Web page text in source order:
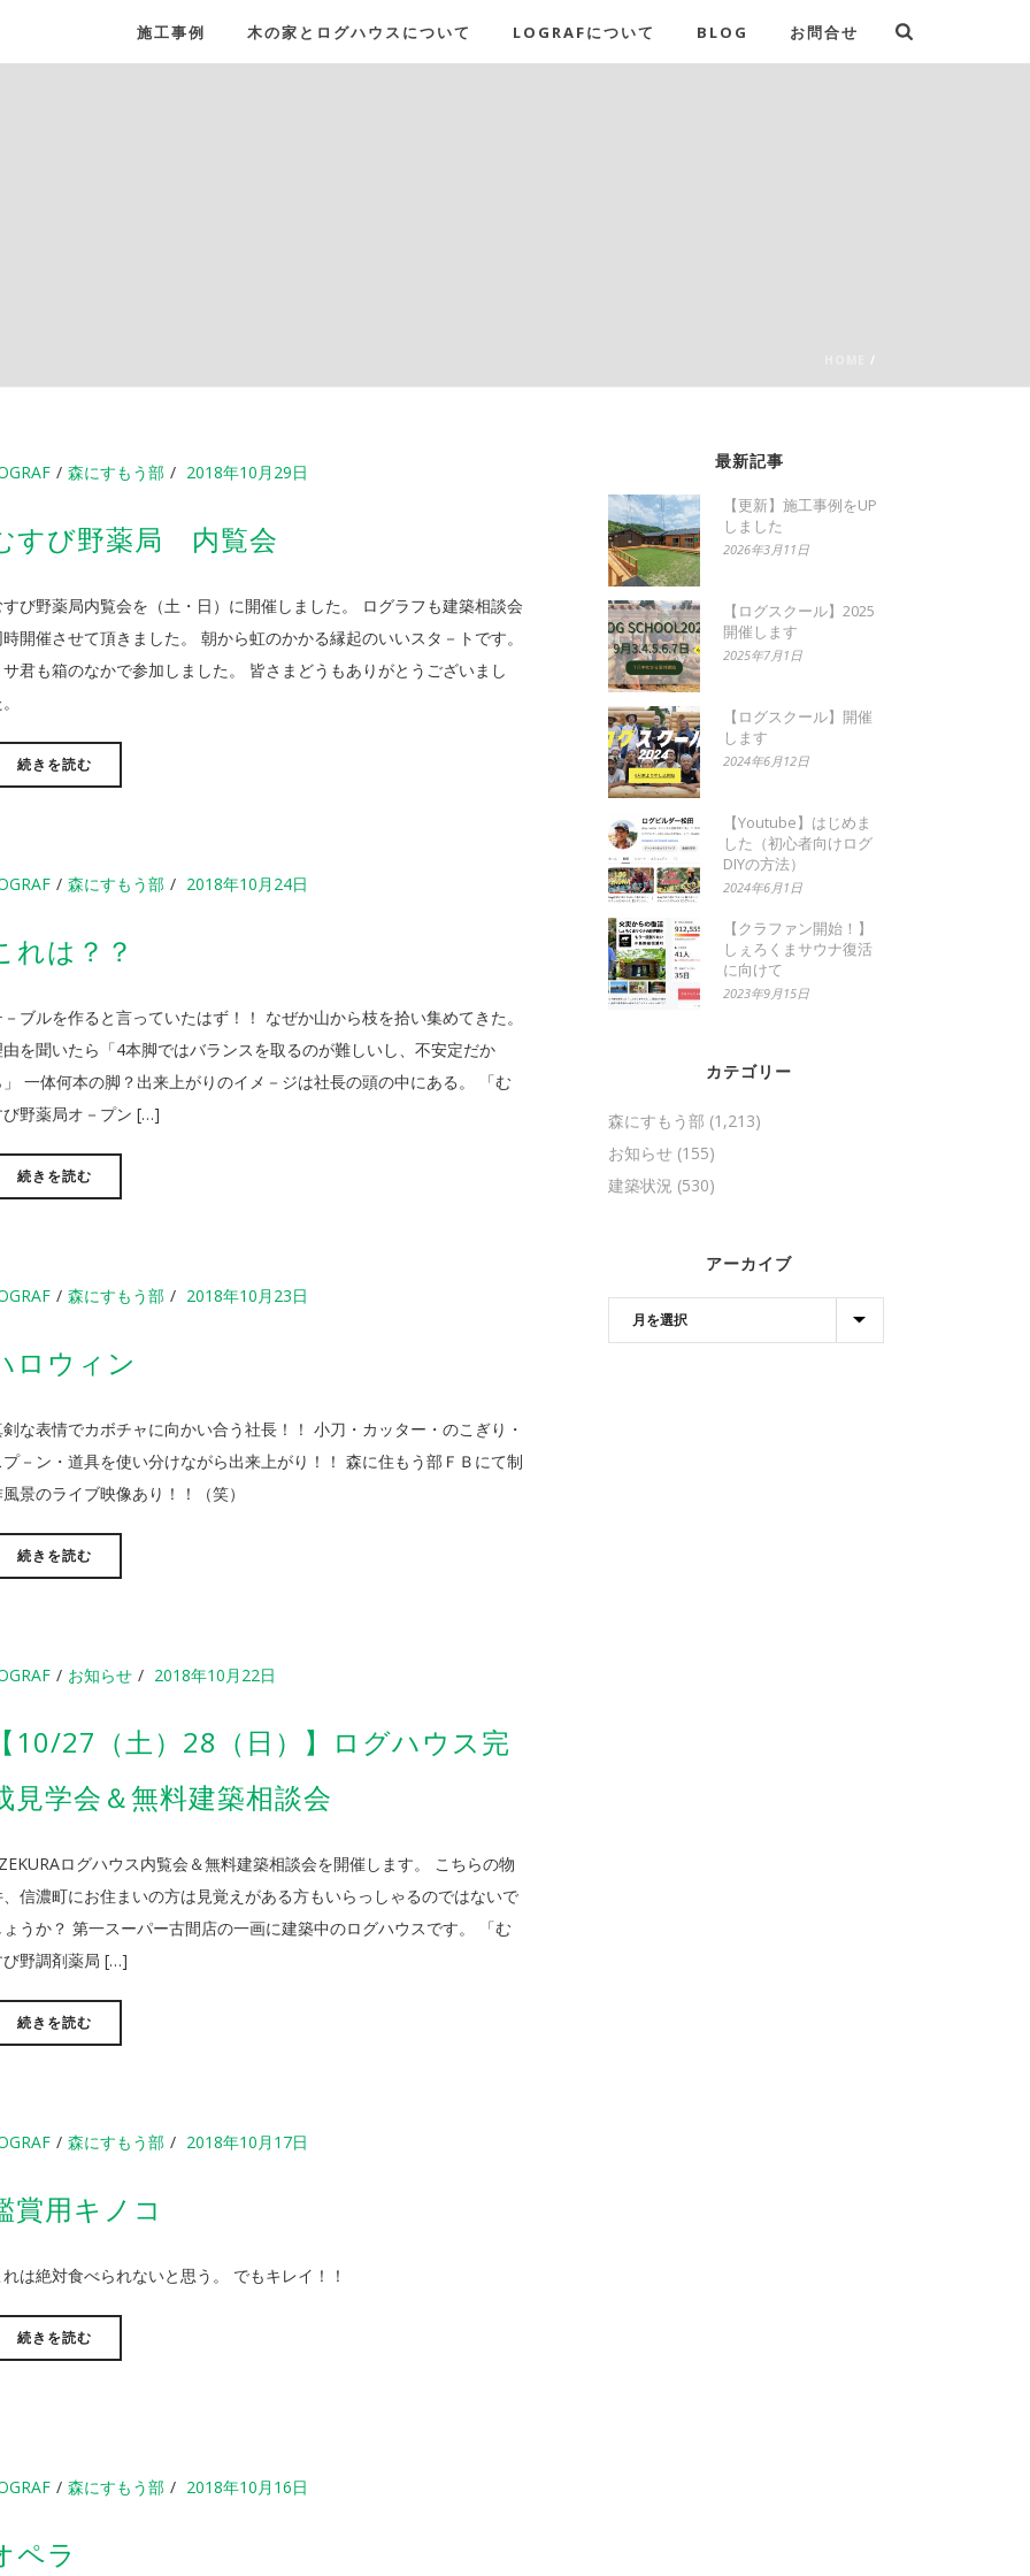
施工事例 木の家とログハウスについて LOGRAFについて BLOG お問合せ
/
森にすもう部 2018年10月29日
すび野薬局 内覧会
すび野薬局内覧会を（土・日）に開催しました。 ログラフも建築相談会
開催させて頂きました。 朝から虹のかかる縁起のいいスタ－トです。
サ君も箱のなかで参加しました。 皆さまどうもありがとうございまし
続きを読む
森にすもう部 2018年10月24日
れは？？
ブルを作ると言っていたはず！！ なぜか山から枝を拾い集めてきた。
由を聞いたら「4本脚ではバランスを取るのが難しいし、不安定だか
」 一体何本の脚？出来上がりのイメ－ジは社長の頭の中にある。 「む
び野薬局オ－プン […]
続きを読む
森にすもう部 2018年10月23日
ロウィン
な表情でカボチャに向かい合う社長！！ 小刀・カッター・のこぎり・
プ－ン・道具を使い分けながら出来上がり！！ 森に住もう部ＦＢにて制
景のライブ映像あり！！（笑）
続きを読む
お知らせ 2018年10月22日
10/27（土）28（日）】ログハウス完
見学会＆無料建築相談会
ログハウス内覧会＆無料建築相談会を開催します。 こちらの物
、信濃町にお住まいの方は見覚えがある方もいらっしゃるのではないで
ょうか？ 第一スーパー古間店の一画に建築中のログハウスです。 「む
び野調剤薬局 […]
続きを読む
森にすもう部 2018年10月17日
賞用キノコ
は絶対食べられないと思う。 でもキレイ！！
続きを読む
森にすもう部 2018年10月16日
ペラ
最新記事
【更新】施工事例をUP
しました
2026年3月11日
【ログスクール】2025
開催します
2025年7月1日
【ログスクール】開催
します
2024年6月12日
【Youtube】はじめま
した（初心者向けログ
DIYの方法）
2024年6月1日
【クラファン開始！】
しぇろくまサウナ復活
に向けて
2023年9月15日
カテゴリー
森にすもう部 (1,213)
お知らせ (155)
建築状況 (530)
アーカイブ